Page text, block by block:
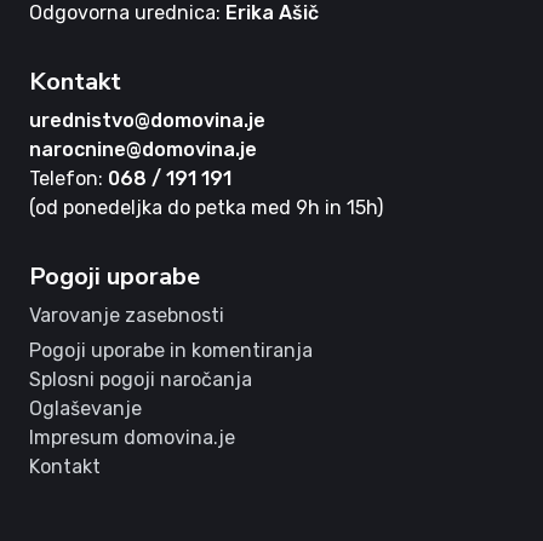
Odgovorna urednica: Erika Ašič
Kontakt
urednistvo@domovina.je
narocnine@domovina.je
Telefon: 068 / 191 191
(od ponedeljka do petka med 9h in 15h)
Pogoji uporabe
Varovanje zasebnosti
Pogoji uporabe in komentiranja
Splosni pogoji naročanja
Oglaševanje
Impresum domovina.je
Kontakt